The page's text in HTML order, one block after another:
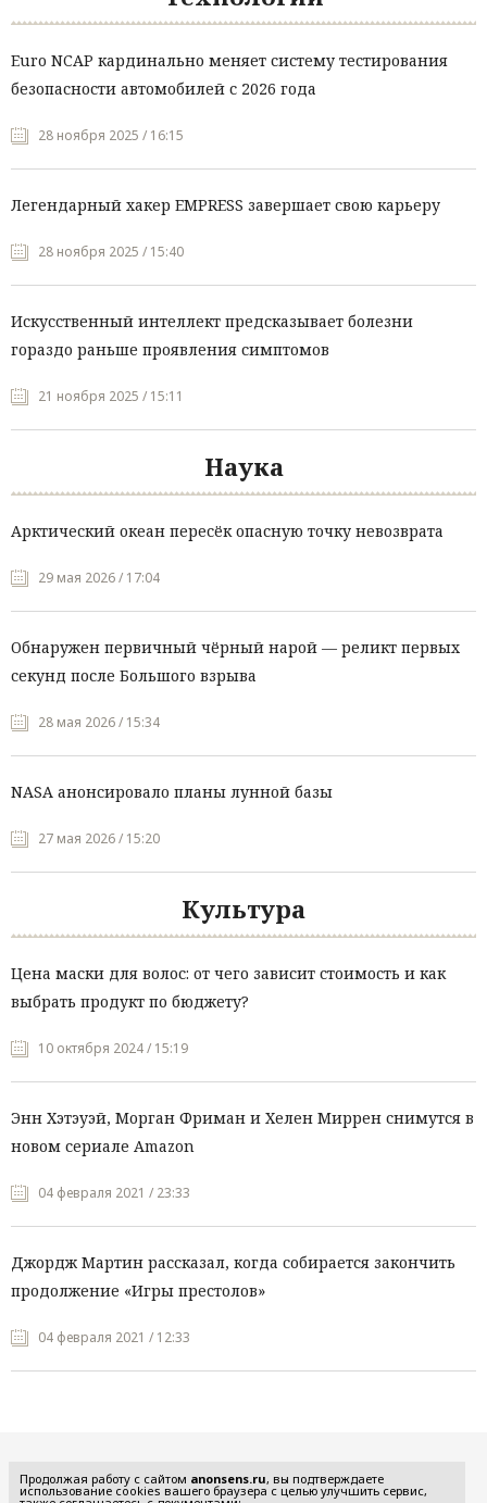
Euro NCAP кардинально меняет систему тестирования
безопасности автомобилей с 2026 года
28 ноября 2025 / 16:15
Легендарный хакер EMPRESS завершает свою карьеру
28 ноября 2025 / 15:40
Искусственный интеллект предсказывает болезни
гораздо раньше проявления симптомов
21 ноября 2025 / 15:11
Наука
Арктический океан пересёк опасную точку невозврата
29 мая 2026 / 17:04
Обнаружен первичный чёрный нарой — реликт первых
секунд после Большого взрыва
28 мая 2026 / 15:34
NASA анонсировало планы лунной базы
27 мая 2026 / 15:20
Культура
Цена маски для волос: от чего зависит стоимость и как
выбрать продукт по бюджету?
10 октября 2024 / 15:19
Энн Хэтэуэй, Морган Фриман и Хелен Миррен снимутся в
новом сериале Amazon
04 февраля 2021 / 23:33
Джордж Мартин рассказал, когда собирается закончить
продолжение «Игры престолов»
04 февраля 2021 / 12:33
Продолжая работу с сайтом anonsens.ru, вы подтверждаете
использование cookies вашего браузера с целью улучшить сервис,